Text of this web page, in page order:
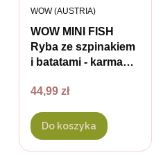
WOW MINI FISH
Ryba ze szpinakiem
i batatami - karma
pełnoporcjowa dla
małych ras - 1 kg
PRODUCENT
WOW (AUSTRIA)
Cena
44,99 zł
Do koszyka